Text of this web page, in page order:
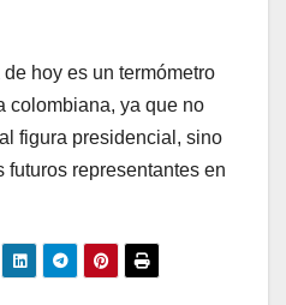
hoy es un termómetro
colombiana, ya que no
figura presidencial, sino
futuros representantes en